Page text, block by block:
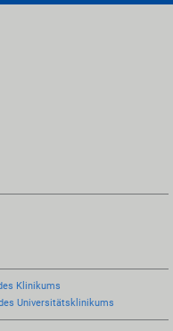
Klinikums
Universitätsklinikums